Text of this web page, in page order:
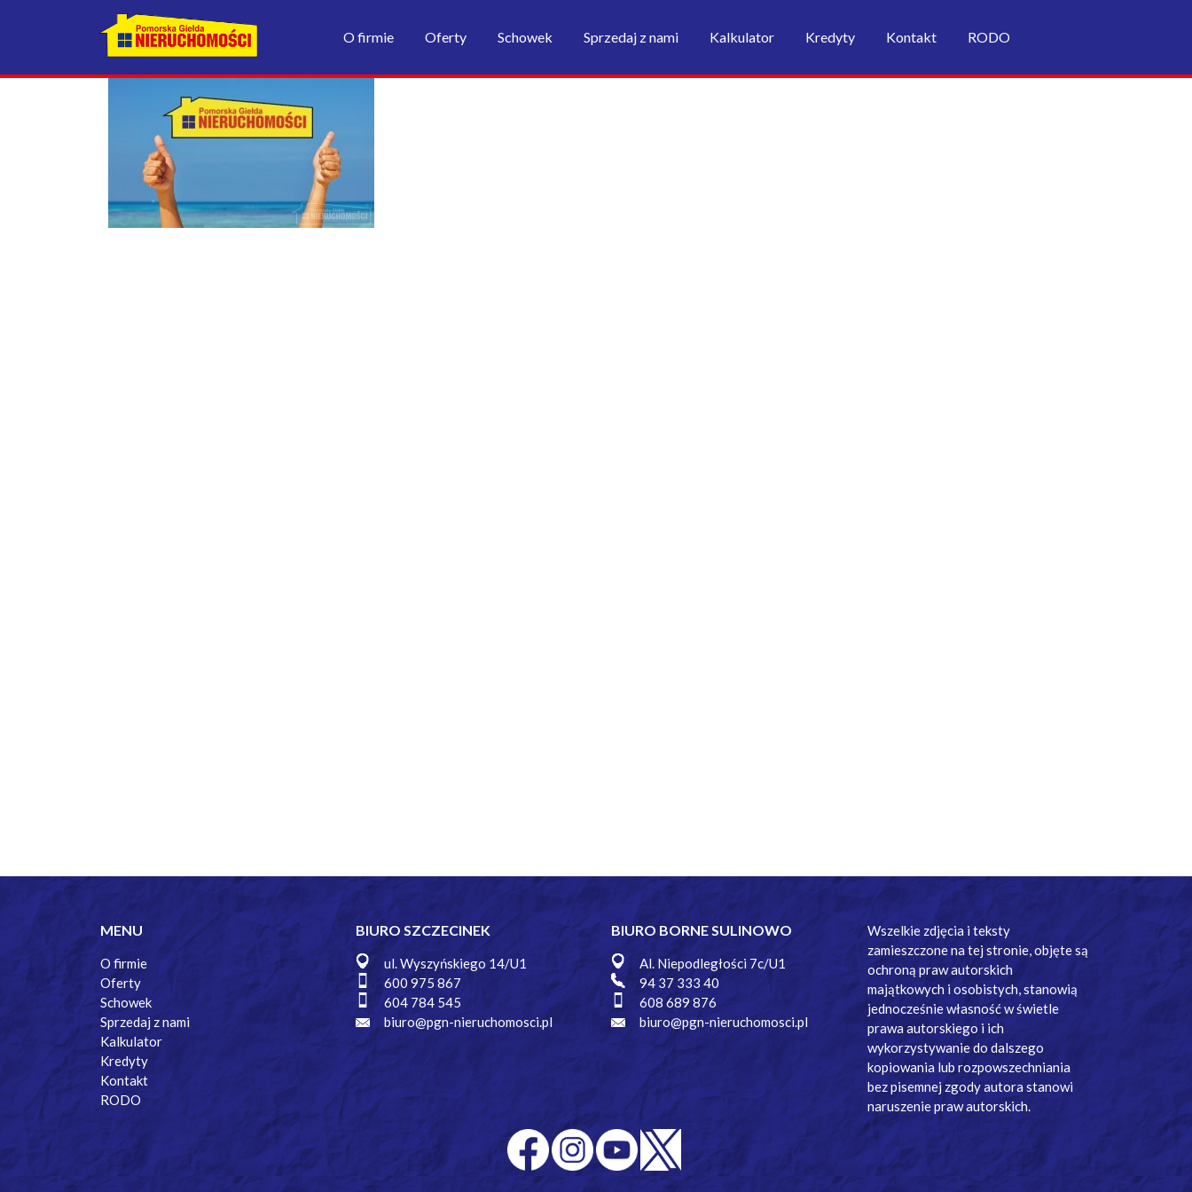
O firmie Oferty Schowek Sprzedaj z nami Kalkulator Kredyty Kontakt RODO
MENU
O firmie
Oferty
Schowek
Sprzedaj z nami
Kalkulator
Kredyty
Kontakt
RODO
BIURO SZCZECINEK
ul. Wyszyńskiego 14/U1
600 975 867
604 784 545
biuro@pgn-nieruchomosci.pl
BIURO BORNE SULINOWO
Al. Niepodległości 7c/U1
94 37 333 40
608 689 876
biuro@pgn-nieruchomosci.pl
Wszelkie zdjęcia i teksty
zamieszczone na tej stronie, objęte są
ochroną praw autorskich
majątkowych i osobistych, stanowią
jednocześnie własność w świetle
prawa autorskiego i ich
wykorzystywanie do dalszego
kopiowania lub rozpowszechniania
bez pisemnej zgody autora stanowi
naruszenie praw autorskich.